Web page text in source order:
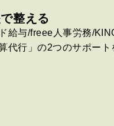
整える
給与/freee人事労務/
代行」の2つのサポート